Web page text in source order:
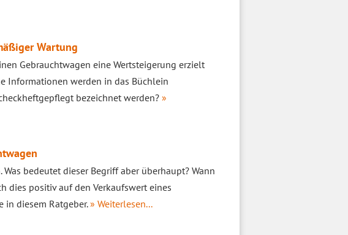
Wartung
Gebrauchtwagen eine Wertsteigerung erzielt
Informationen werden in das Büchlein
bezeichnet werden? »
bedeutet dieser Begriff aber überhaupt? Wann
dies positiv auf den Verkaufswert eines
in diesem Ratgeber.» Weiterlesen...